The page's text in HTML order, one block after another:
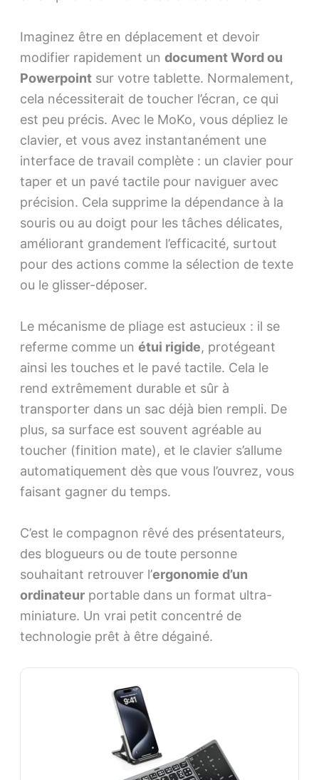
Imaginez être en déplacement et devoir
modifier rapidement un document Word ou
Powerpointsur votre tablette. Normalement,
cela nécessiterait de toucher l’écran, ce qui
est peu précis. Avec le MoKo, vous dépliez le
clavier, et vous avez instantanément une
interface de travail complète : un clavier pour
taper et un pavé tactile pour naviguer avec
précision. Cela supprime la dépendance à la
souris ou au doigt pour les tâches délicates,
améliorant grandement l’efficacité, surtout
pour des actions comme la sélection de texte
ou le glisser-déposer.
Le mécanisme de pliage est astucieux : il se
referme comme un étui rigide, protégeant
ainsi les touches et le pavé tactile. Cela le
rend extrêmement durable et sûr à
transporter dans un sac déjà bien rempli. De
plus, sa surface est souvent agréable au
toucher (finition mate), et le clavier s’allume
automatiquement dès que vous l’ouvrez, vous
faisant gagner du temps.
C’est le compagnon rêvé des présentateurs,
des blogueurs ou de toute personne
souhaitant retrouver l’ergonomie d’un
ordinateurportable dans un format ultra-
miniature. Un vrai petit concentré de
technologie prêt à être dégainé.